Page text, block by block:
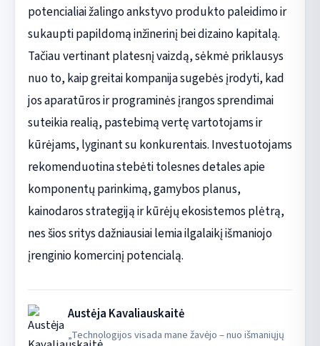
potencialiai žalingo ankstyvo produkto paleidimo ir
sukaupti papildomą inžinerinį bei dizaino kapitalą.
Tačiau vertinant platesnį vaizdą, sėkmė priklausys
nuo to, kaip greitai kompanija sugebės įrodyti, kad
jos aparatūros ir programinės įrangos sprendimai
suteikia realią, pastebimą vertę vartotojams ir
kūrėjams, lyginant su konkurentais. Investuotojams
rekomenduotina stebėti tolesnes detales apie
komponentų parinkimą, gamybos planus,
kainodaros strategiją ir kūrėjų ekosistemos plėtrą,
nes šios sritys dažniausiai lemia ilgalaikį išmaniojo
įrenginio komercinį potencialą.
Austėja Kavaliauskaitė
„Technologijos visada mane žavėjo – nuo išmaniųjų